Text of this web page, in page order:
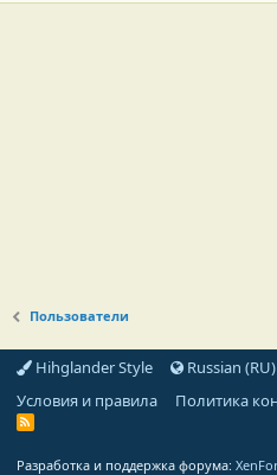
Пользователи
Hihglander Style
Russian (RU)
Условия и правила
Политика
R
Разработка и поддержка форума: